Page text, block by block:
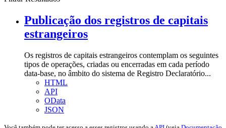
Publicação dos registros de capitais
estrangeiros
Os registros de capitais estrangeiros contemplam os seguintes
tipos de operações, criadas ou encerradas em cada período
data-base, no âmbito do sistema de Registro Declaratório...
HTML
API
OData
JSON